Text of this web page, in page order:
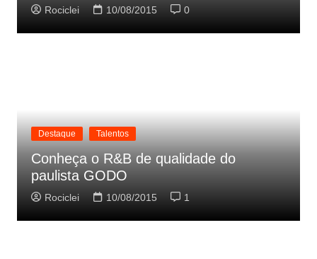
Rociclei 10/08/2015 0
Destaque Talentos
Conheça o R&B de qualidade do
paulista GODO
Rociclei 10/08/2015 1